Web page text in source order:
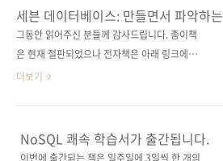
/ 빅 데이터 / RAC / 분 야 데이터베이스 / 오라
클 관련 사이트 ■ 원출판사 도서소개 페이지 ■
아마..
로 인식되면서 국내에서도 금융권과 증권사, 그
리고 통신사를 중심으로 엑사데이터의 채택이
늘어나고 있는 것 같습니다. 엑사데이터의 가능
에서는 [Oracle Exadata: 엑사데이터 데이터베
이스 구축을 위한 실용적 접근]이란 책을 출간을
배우고자 하는 분들에게 유일한 교본이었습니
세븐 데이터베이스: 만들면서 파악하는
NoSQL
그동안 읽어주신 분들께 감사드립니다. 종이책
은 현재 절판되었으나 전자책은 아래 링크에서
구매하실 수 있습니다. 전자책 구매 사이트(가나
한 바로 그 책! 요즘은 어딜 가나 ‘빅 데이터’ 이
야기다. 새로운 석유라고 일컬어지는 빅 데이터
더보기
NoSQL 쾌속 학습서가 출간됩니다.
이번에 출간되는 책은 일주일에 3일씩 한 개의